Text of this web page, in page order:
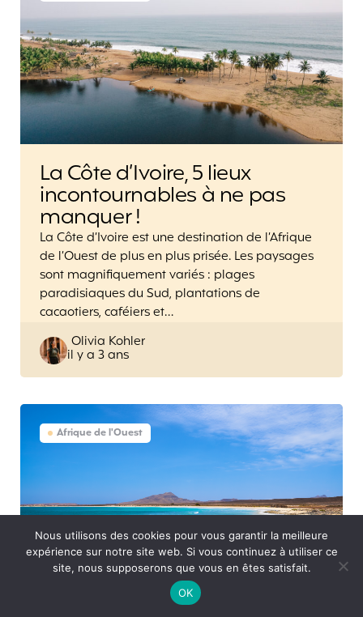
La Côte d’Ivoire, 5 lieux
incontournables à ne pas
manquer !
La Côte d’Ivoire est une destination de l’Afrique
de l’Ouest de plus en plus prisée. Les paysages
sont magnifiquement variés : plages
paradisiaques du Sud, plantations de
cacaotiers, caféiers et…
Posted
by
Olivia Kohler
il y a 3 ans
Afrique de l'Ouest
Nous utilisons des cookies pour vous garantir la meilleure
expérience sur notre site web. Si vous continuez à utiliser ce
site, nous supposerons que vous en êtes satisfait.
OK